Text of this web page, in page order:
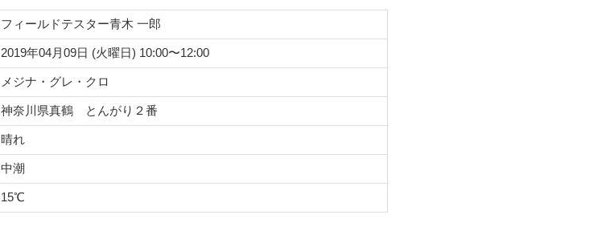
フィールドテスター青木 一郎
2019年04月09日 (火曜日) 10:00〜12:00
メジナ・グレ・クロ
神奈川県真鶴 とんがり２番
晴れ
中潮
15℃